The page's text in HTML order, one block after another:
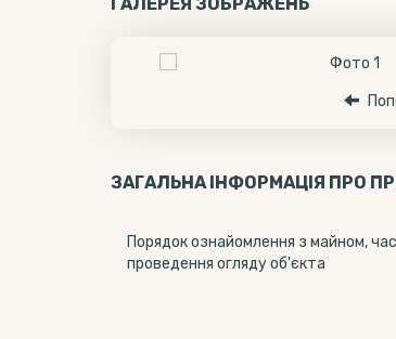
ЗАГАЛЬНА ІНФОРМАЦІЯ ПРО
Порядок ознайомлення з майном, час
проведення огляду об'єкта